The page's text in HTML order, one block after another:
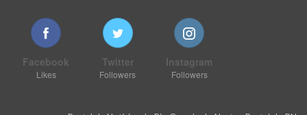
Facebook
Likes
Twitter
Followers
Instagram
Followers